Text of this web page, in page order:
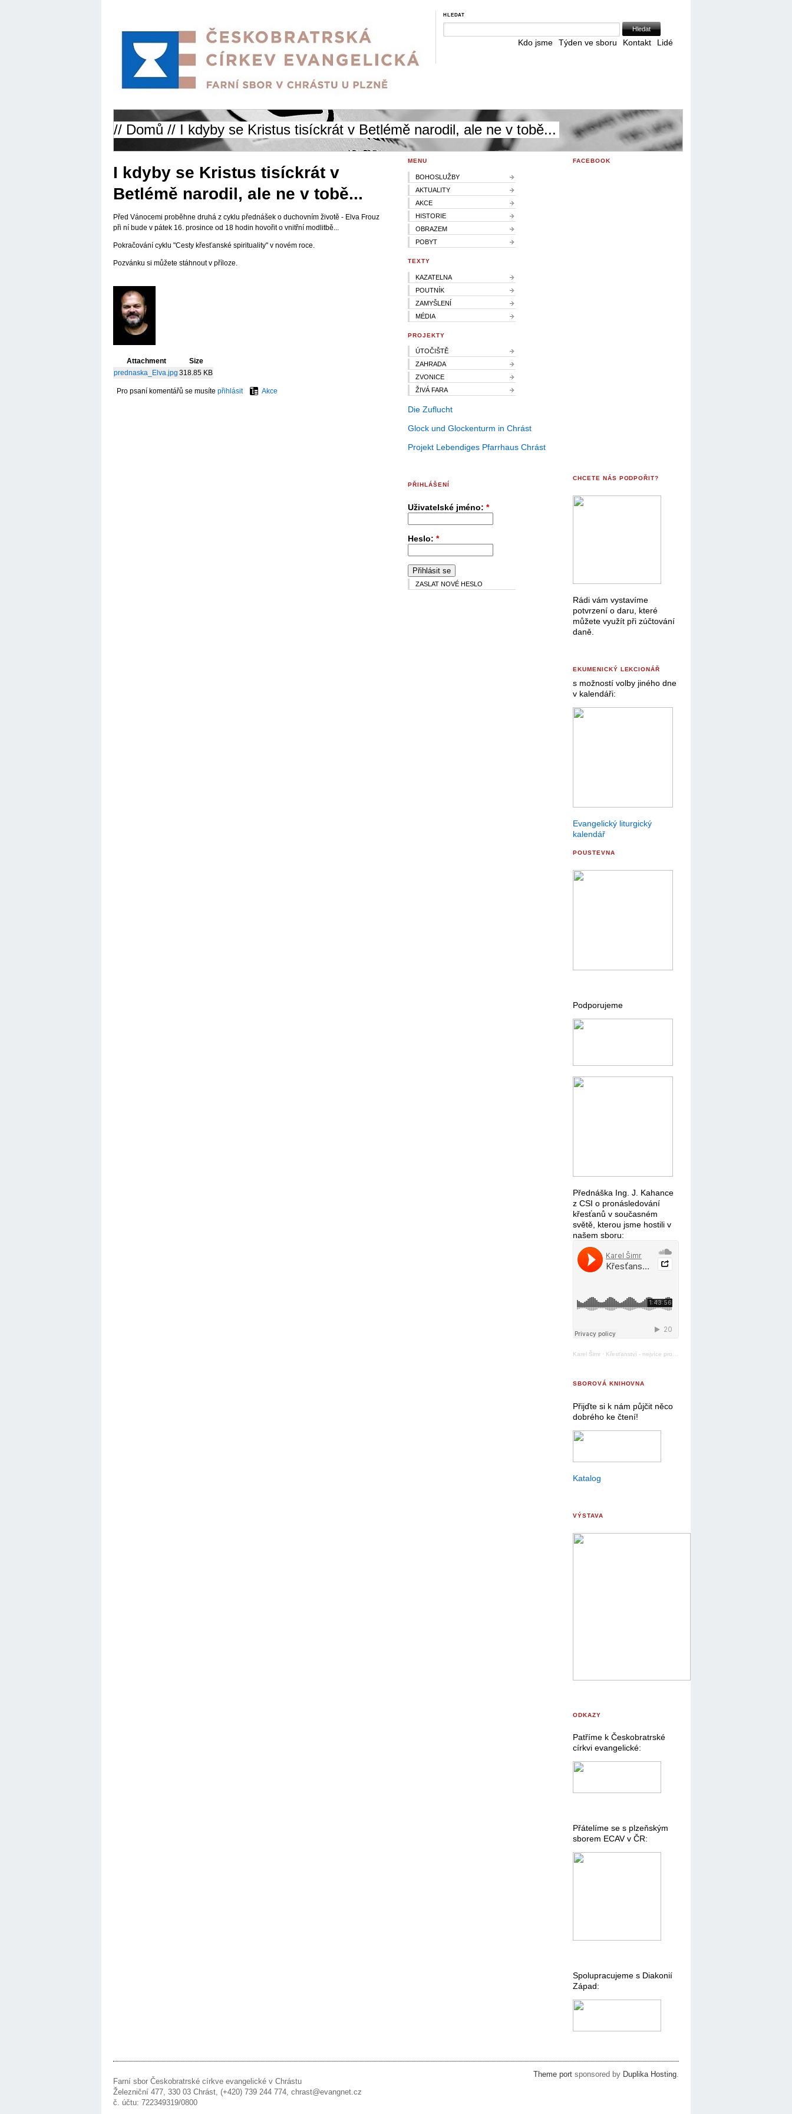
HLEDAT
Kdo jsme Týden ve sboru Kontakt Lidé
// Domů // I kdyby se Kristus tisíckrát v Betlémě narodil, ale ne v tobě...
I kdyby se Kristus tisíckrát v
Betlémě narodil, ale ne v tobě...
Před Vánocemi proběhne druhá z cyklu přednášek o duchovním životě - Elva Frouz
při ní bude v pátek 16. prosince od 18 hodin hovořit o vnitřní modlitbě...
Pokračování cyklu "Cesty křesťanské spirituality" v novém roce.
Pozvánku si můžete stáhnout v příloze.
Attachment
Size
prednaska_Elva.jpg 318.85 KB
Pro psaní komentářů se musíte přihlásit Akce
MENU
BOHOSLUŽBY
AKTUALITY
AKCE
HISTORIE
OBRAZEM
POBYT
TEXTY
KAZATELNA
POUTNÍK
ZAMYŠLENÍ
MÉDIA
PROJEKTY
ÚTOČIŠTĚ
ZAHRADA
ZVONICE
ŽIVÁ FARA
Die Zuflucht
Glock und Glockenturm in Chrást
Projekt Lebendiges Pfarrhaus Chrást
PŘIHLÁŠENÍ
Uživatelské jméno: *
Heslo: *
ZASLAT NOVÉ HESLO
FACEBOOK
CHCETE NÁS PODPOŘIT?
Rádi vám vystavíme
potvrzení o daru, které
můžete využít při zúčtování
daně.
EKUMENICKÝ LEKCIONÁŘ
s možností volby jiného dne
v kalendáři:
Evangelický liturgický
kalendář
POUSTEVNA
Podporujeme
Přednáška Ing. J. Kahance
z CSI o pronásledování
křesťanů v současném
světě, kterou jsme hostili v
našem sboru:
Karel Šimr · Křesťanství - nejvíce pronásledované náboženství
SBOROVÁ KNIHOVNA
Přijďte si k nám půjčit něco
dobrého ke čtení!
Katalog
VÝSTAVA
ODKAZY
Patříme k Českobratrské
církvi evangelické:
Přátelíme se s plzeňským
sborem ECAV v ČR:
Spolupracujeme s Diakonií
Západ:
Farní sbor Českobratrské církve evangelické v Chrástu
Železniční 477, 330 03 Chrást, (+420) 739 244 774, chrast@evangnet.cz
č. účtu: 722349319/0800
Theme port sponsored by Duplika Hosting.